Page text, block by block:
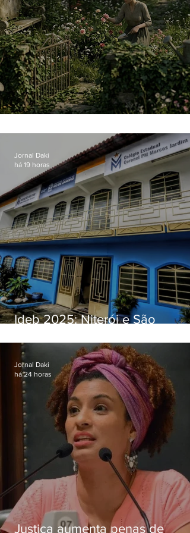
Ideb 2025: Niterói e São
distintos no ensino médio; veja
Jornal Daki
há 19 horas
Justiça aumenta penas de
Jornal Daki
há 24 horas